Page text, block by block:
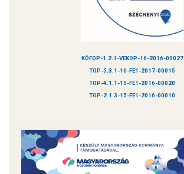
KÖFOP-1.2.1-VEKOP-16-2016-00027
TOP-5.3.1-16-FE1-2017-00015
TOP-4.1.1-15-FE1-2016-00020
TOP-2.1.3-15-FE1-2016-00010